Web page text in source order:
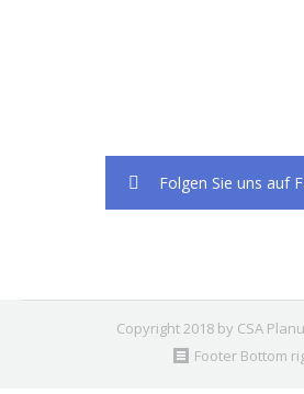
Folgen Sie uns auf
Copyright 2018 by CSA
Footer Bottom